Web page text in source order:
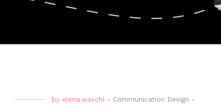
by elena.waschl - Communication Design -